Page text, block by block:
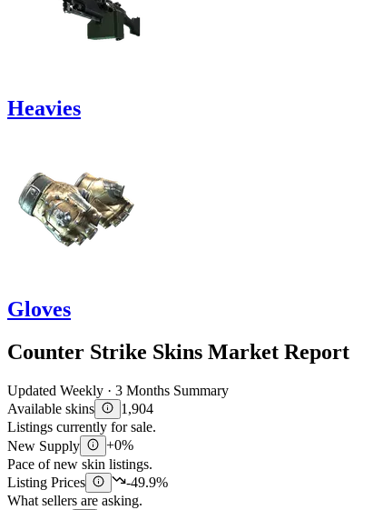
Heavies
Gloves
Counter Strike Skins Market Report
Updated Weekly · 3 Months Summary
Available skins
1,904
Listings currently for sale.
New Supply
+0%
Pace of new skin listings.
Listing Prices
-49.9%
What sellers are asking.